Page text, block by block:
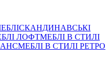
СКАНДИНАВСЬКІ
ЛОФТМЕБЛІ В СТИЛІ
МЕБЛІ В СТИЛІ РЕТРО